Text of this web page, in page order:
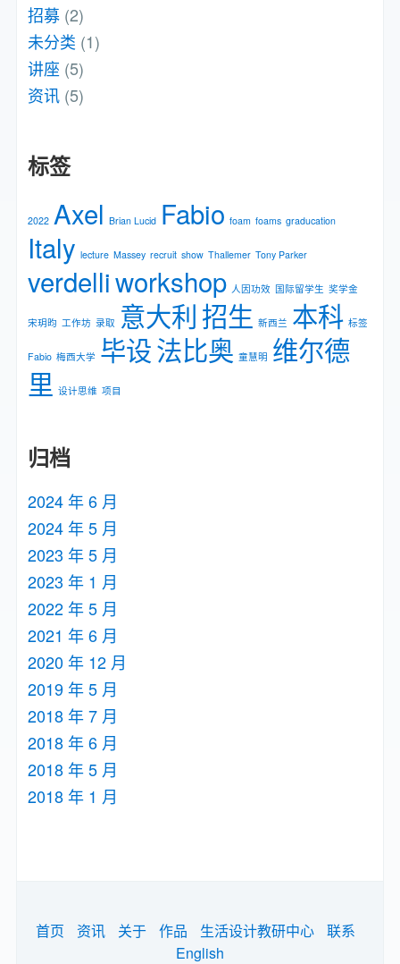
招募 (2)
未分类 (1)
讲座 (5)
资讯 (5)
标签
2022 Axel Brian Lucid Fabio foam foams graducation
Italy lecture Massey recruit show Thallemer Tony Parker
verdelliworkshop 人因功效 国际留学生 奖学金
宋玥昀 工作坊 录取 意大利招生 新⻄兰 本科 标签
Fabio 梅⻄⼤学 毕设法比奥 童慧明 维尔德
里 设计思维 项目
归档
2024 年 6 月
2024 年 5 月
2023 年 5 月
2023 年 1 月
2022 年 5 月
2021 年 6 月
2020 年 12 月
2019 年 5 月
2018 年 7 月
2018 年 6 月
2018 年 5 月
2018 年 1 月
首页 资讯 关于 作品 生活设计教研中心
联系
English